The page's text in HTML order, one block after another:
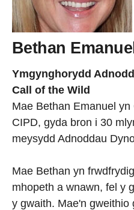
Bethan Emanuel
Ymgynghorydd
Call of the Wild
Mae Bethan Emanuel
CIPD, gyda bron i 30
meysydd Adnoddau
Mae Bethan yn
mhopeth a wnawn, fel y
y gwaith. Mae'n gweithio